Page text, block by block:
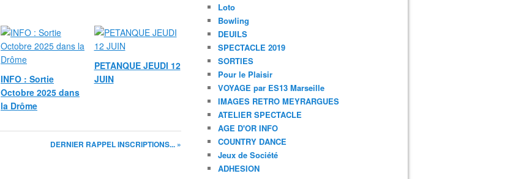
INFO : Sortie
Octobre 2025 dans
la Drôme
PETANQUE JEUDI 12
JUIN
DERNIER RAPPEL INSCRIPTIONS... »
Loto
Bowling
DEUILS
SPECTACLE 2019
SORTIES
Pour le Plaisir
VOYAGE par ES13 Marseille
IMAGES RETRO MEYRARGUES
ATELIER SPECTACLE
AGE D'OR INFO
COUNTRY DANCE
Jeux de Société
ADHESION